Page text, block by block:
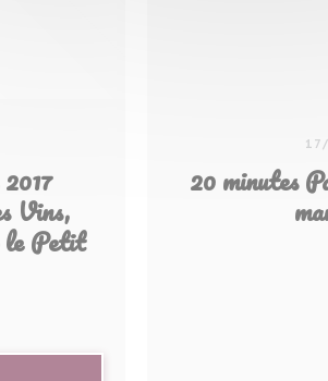
Vins,
le Petit
20 minutes